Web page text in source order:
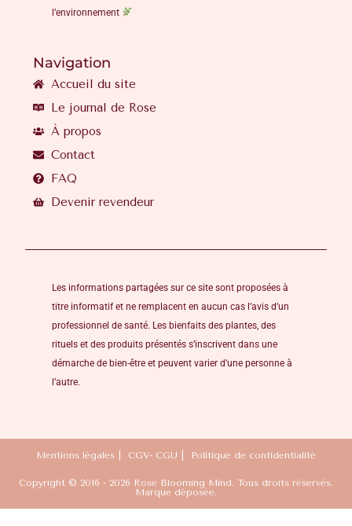
l’environnement
Navigation
Accueil du site
Le journal de Rose
À propos
Contact
FAQ
Devenir revendeur
Les informations partagées sur ce site sont proposées à
titre informatif et ne remplacent en aucun cas l’avis d’un
professionnel de santé. Les bienfaits des plantes, des
rituels et des produits présentés s’inscrivent dans une
démarche de bien-être et peuvent varier d’une personne à
l’autre.
Mentions légales CGV- CGU Politique de confidentialité
Copyright © 2016 - 2026 Rose Blooming Mind. Tous droits réservés.
Marque déposée.